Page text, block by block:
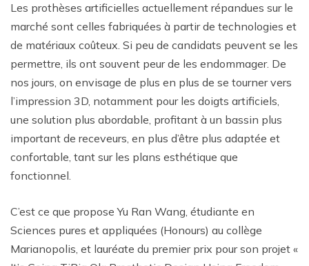
Les prothèses artificielles actuellement répandues sur le
marché sont celles fabriquées à partir de technologies et
de matériaux coûteux. Si peu de candidats peuvent se les
permettre, ils ont souvent peur de les endommager. De
nos jours, on envisage de plus en plus de se tourner vers
l’impression 3D, notamment pour les doigts artificiels,
une solution plus abordable, profitant à un bassin plus
important de receveurs, en plus d’être plus adaptée et
confortable, tant sur les plans esthétique que
fonctionnel.
C’est ce que propose Yu Ran Wang, étudiante en
Sciences pures et appliquées (Honours) au collège
Marianopolis, et lauréate du premier prix pour son projet «